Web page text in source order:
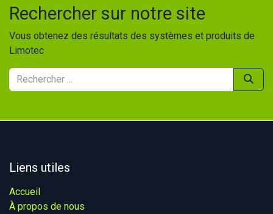
Rechercher sur notre site
Vous obtenez des résultats des systèmes et produits de
Limotec
Liens utiles
Accueil
À propos de nous